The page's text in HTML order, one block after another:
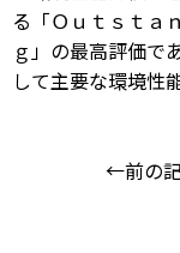
る「Ｏｕｔｓｔａ
ｇ」の最高評価で
して主要な環境性
←前の